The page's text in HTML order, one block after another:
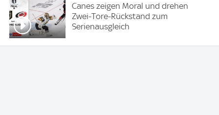
Canes zeigen Moral und drehen
Zwei-Tore-Rückstand zum
Serienausgleich